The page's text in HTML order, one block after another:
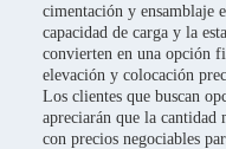
cimentación y ensamblaje
capacidad de carga y la
convierten en una opción
elevación y colocación
Los clientes que buscan
apreciarán que la cantidad
con precios negociables